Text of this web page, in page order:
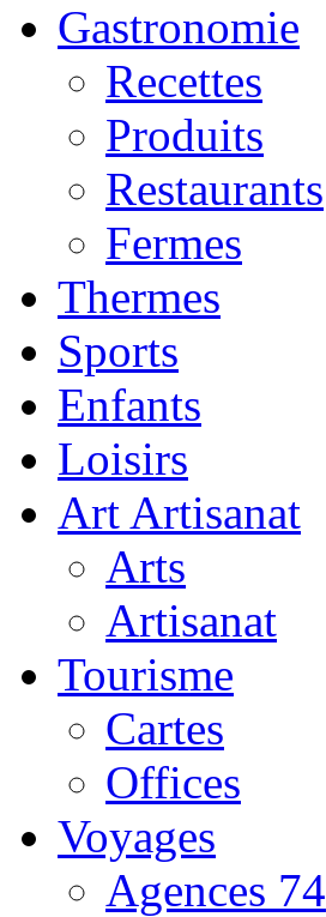
Gastronomie
Recettes
Produits
Restaurants
Fermes
Thermes
Sports
Enfants
Loisirs
Art Artisanat
Arts
Artisanat
Tourisme
Cartes
Offices
Voyages
Agences 74